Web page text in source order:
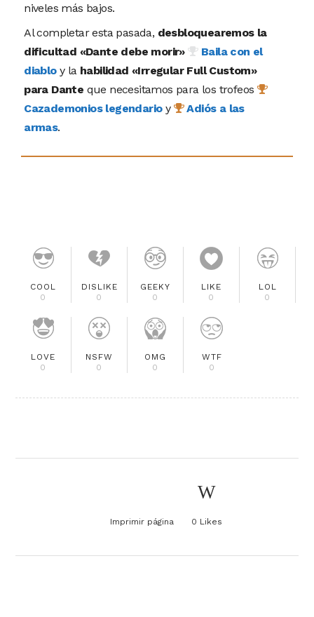
niveles más bajos.
Al completar esta pasada, desbloquearemos la
dificultad «Dante debe morir»
Baila con el
diabloy la habilidad «Irregular Full Custom»
para Dante que necesitamos para los trofeos
Cazademonios legendarioy
Adiós a las
armas.
COOL
0
DISLIKE
0
GEEKY
0
LIKE
0
LOL
0
LOVE
0
NSFW
0
OMG
0
WTF
0
Imprimir página 0 Likes